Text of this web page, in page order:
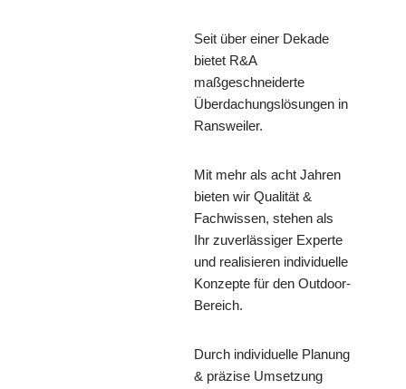
Seit über einer Dekade
bietet R&A
maßgeschneiderte
Überdachungslösungen in
Ransweiler.
Mit mehr als acht Jahren
bieten wir Qualität &
Fachwissen, stehen als
Ihr zuverlässiger Experte
und realisieren individuelle
Konzepte für den Outdoor-
Bereich.
Durch individuelle Planung
& präzise Umsetzung